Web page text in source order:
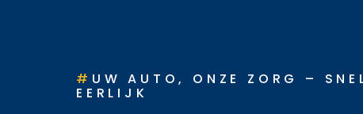
# UW AUTO, ONZE ZORG –
EERLIJK